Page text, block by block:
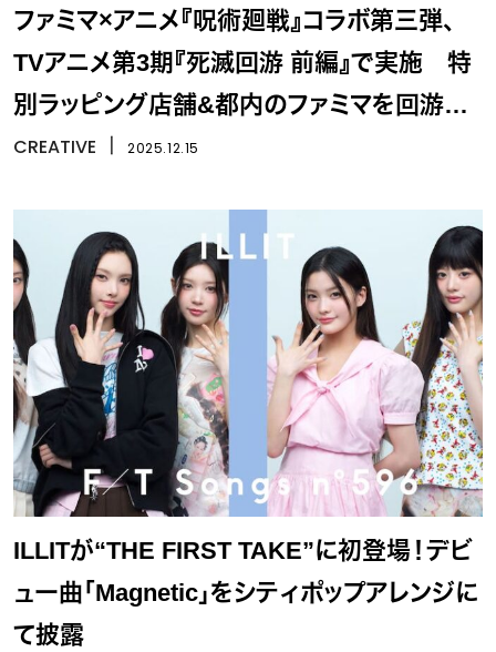
ファミマ×アニメ『呪術廻戦』コラボ第三弾、
TVアニメ第3期『死滅回游 前編』で実施 特
別ラッピング店舗&都内のファミマを回游ス
タンプラリー開催
CREATIVE 2025.12.15
ILLITが“THE FIRST TAKE”に初登場！デビ
ュー曲「Magnetic」をシティポップアレンジに
て披露